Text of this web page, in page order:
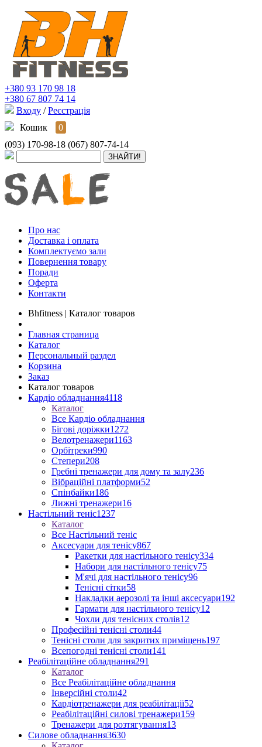
+380 93 170 98 18
+380 67 807 74 14
Входу / Реєстрація
Кошик
0
(093) 170-98-18 (067) 807-74-14
Про нас
Доставка і оплата
Комплектуємо зали
Повернення товару
Поради
Оферта
Контакти
Bhfitness | Каталог товаров
Главная страница
Каталог
Персональный раздел
Корзина
Заказ
Каталог товаров
Кардіо обладнання4118
Каталог
Все Кардіо обладнання
Бігові доріжки1272
Велотренажери1163
Орбітреки990
Степери208
Гребні тренажери для дому та залу236
Вібраційні платформи52
Спінбайки186
Лижні тренажери16
Настільний теніс1237
Каталог
Все Настільний теніс
Аксесуари для тенісу867
Ракетки для настільного тенісу334
Набори для настільного тенісу75
М'ячі для настільного тенісу96
Тенісні сітки58
Накладки аерозолі та інші аксесуари192
Гармати для настільного тенісу12
Чохли для тенісних столів12
Професійні тенісні столи44
Тенісні столи для закритих приміщень197
Всепогодні тенісні столи141
Реабілітаційне обладнання291
Каталог
Все Реабілітаційне обладнання
Інверсійні столи42
Кардіотренажери для реабілітації52
Реабілітаційні силові тренажери159
Тренажери для розтягування13
Силове обладнання3630